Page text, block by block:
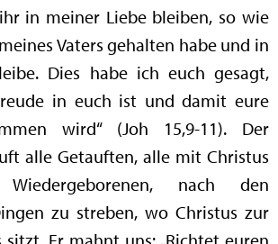
in meiner Liebe bleiben, so wie
Vaters gehalten habe und in
Dies habe ich euch gesagt,
in euch ist und damit eure
wird“ (Joh 15,9-11). Der
alle Getauften, alle mit Christus
nach den
zu streben, wo Christus zur